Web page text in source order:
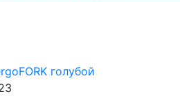
голубой